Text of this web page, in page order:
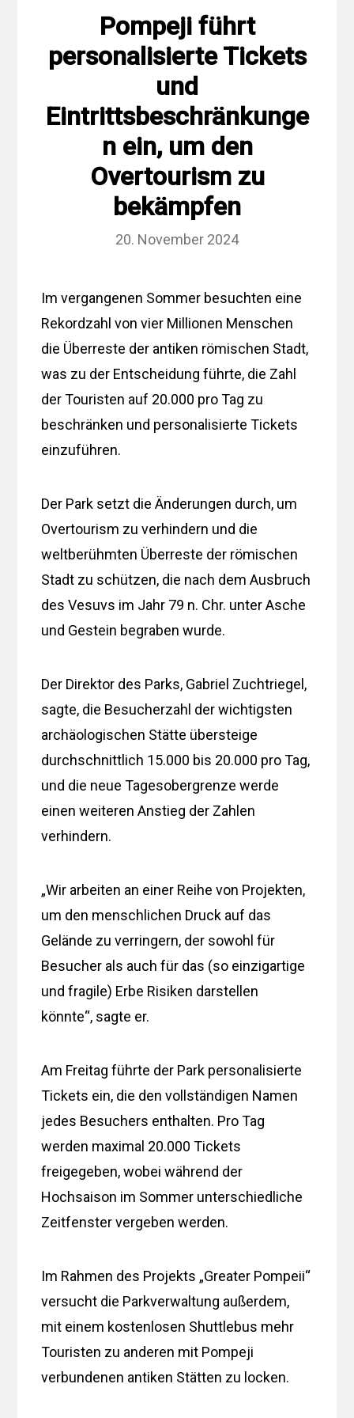
Pompeji führt
personalisierte Tickets
und
Eintrittsbeschränkunge
n ein, um den
Overtourism zu
bekämpfen
20. November 2024
Im vergangenen Sommer besuchten eine
Rekordzahl von vier Millionen Menschen
die Überreste der antiken römischen Stadt,
was zu der Entscheidung führte, die Zahl
der Touristen auf 20.000 pro Tag zu
beschränken und personalisierte Tickets
einzuführen.
Der Park setzt die Änderungen durch, um
Overtourism zu verhindern und die
weltberühmten Überreste der römischen
Stadt zu schützen, die nach dem Ausbruch
des Vesuvs im Jahr 79 n. Chr. unter Asche
und Gestein begraben wurde.
Der Direktor des Parks, Gabriel Zuchtriegel,
sagte, die Besucherzahl der wichtigsten
archäologischen Stätte übersteige
durchschnittlich 15.000 bis 20.000 pro Tag,
und die neue Tagesobergrenze werde
einen weiteren Anstieg der Zahlen
verhindern.
„Wir arbeiten an einer Reihe von Projekten,
um den menschlichen Druck auf das
Gelände zu verringern, der sowohl für
Besucher als auch für das (so einzigartige
und fragile) Erbe Risiken darstellen
könnte“, sagte er.
Am Freitag führte der Park personalisierte
Tickets ein, die den vollständigen Namen
jedes Besuchers enthalten. Pro Tag
werden maximal 20.000 Tickets
freigegeben, wobei während der
Hochsaison im Sommer unterschiedliche
Zeitfenster vergeben werden.
Im Rahmen des Projekts „Greater Pompeii“
versucht die Parkverwaltung außerdem,
mit einem kostenlosen Shuttlebus mehr
Touristen zu anderen mit Pompeji
verbundenen antiken Stätten zu locken.